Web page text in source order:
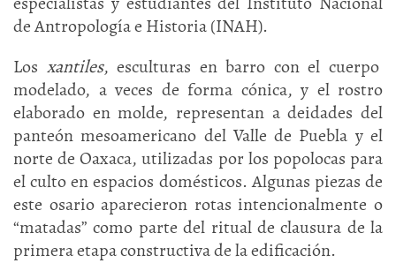
de Antropología e Historia (INAH).
Los xantiles, esculturas en barro con el cuerpo
modelado, a veces de forma cónica, y el rostro
elaborado en molde, representan a deidades del
panteón mesoamericano del Valle de Puebla y el
norte de Oaxaca, utilizadas por los popolocas para
el culto en espacios domésticos. Algunas piezas de
este osario aparecieron rotas intencionalmente o
“matadas” como parte del ritual de clausura de la
primera etapa constructiva de la edificación.